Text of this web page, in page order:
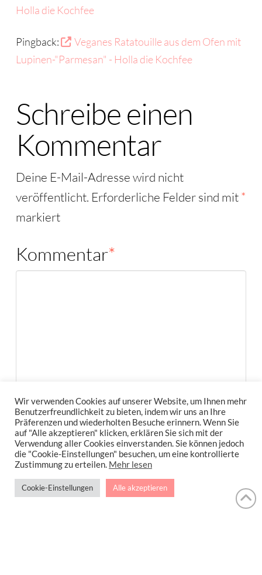
Holla die Kochfee
Pingback:
Veganes Ratatouille aus dem Ofen mit
Lupinen-"Parmesan" - Holla die Kochfee
Schreibe einen
Kommentar
Deine E-Mail-Adresse wird nicht
veröffentlicht. Erforderliche Felder sind mit*
markiert
Kommentar*
Name*
Email*
Wir verwenden Cookies auf unserer Website, um Ihnen mehr
Benutzerfreundlichkeit zu bieten, indem wir uns an Ihre
Präferenzen und wiederholten Besuche erinnern. Wenn Sie
auf "Alle akzeptieren" klicken, erklären Sie sich mit der
Verwendung aller Cookies einverstanden. Sie können jedoch
die "Cookie-Einstellungen" besuchen, um eine kontrollierte
Zustimmung zu erteilen. Mehr lesen
Cookie-Einstellungen Alle akzeptieren